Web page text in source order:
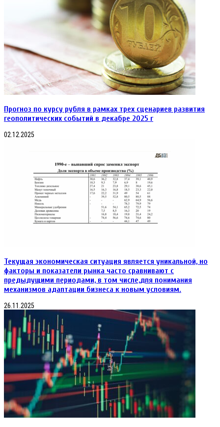
Прогноз по курсу рубля в рамках трех сценариев развития
геополитических событий в декабре 2025 г
02.12.2025
Текущая экономическая ситуация является уникальной, но
факторы и показатели рынка часто сравнивают с
предыдущими периодами, в том числе,для понимания
механизмов адаптации бизнеса к новым условиям.
26.11.2025